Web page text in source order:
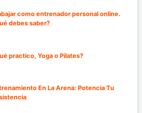
como entrenador personal online.
debes saber?
practico, Yoga o Pilates?
En La Arena: Potencia Tu